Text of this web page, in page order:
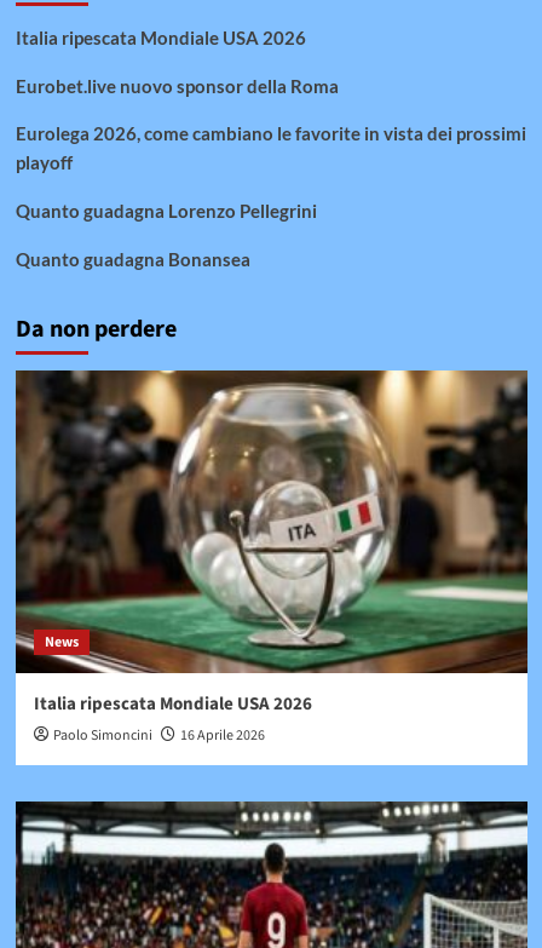
Italia ripescata Mondiale USA 2026
Eurobet.live nuovo sponsor della Roma
Eurolega 2026, come cambiano le favorite in vista dei prossimi
playoff
Quanto guadagna Lorenzo Pellegrini
Quanto guadagna Bonansea
Da non perdere
News
Italia ripescata Mondiale USA 2026
Paolo Simoncini 16 Aprile 2026